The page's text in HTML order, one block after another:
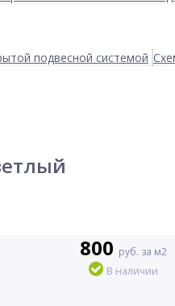
подвесной системой
800 руб. за м2
В наличии